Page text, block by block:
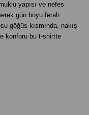
yapısı ve nefes
gün boyu ferah
göğüs kısmında, nakış
konforu bu t-shirtte